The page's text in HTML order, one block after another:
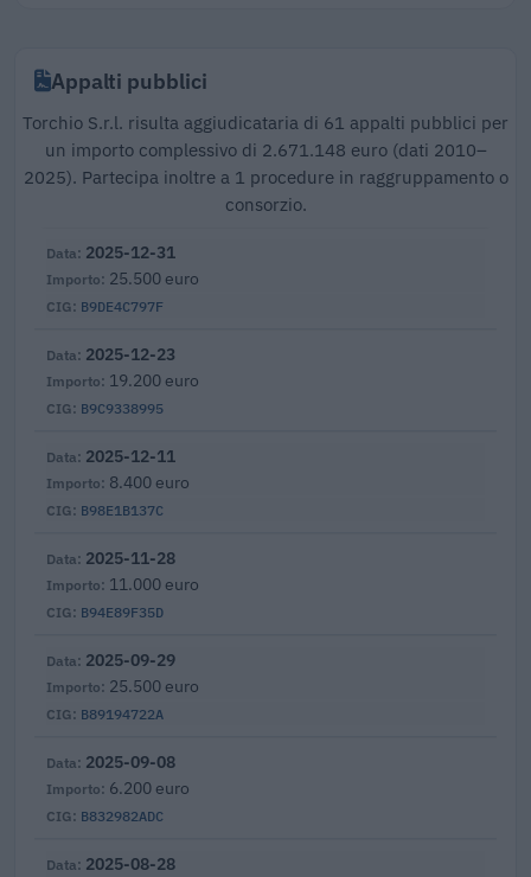
Appalti pubblici
Torchio S.r.l. risulta aggiudicataria di 61 appalti pubblici per
un importo complessivo di 2.671.148 euro (dati 2010–
2025). Partecipa inoltre a 1 procedure in raggruppamento o
consorzio.
B9DE4C797F
2025-12-31
25.500 euro
B9C9338995
2025-12-23
19.200 euro
B98E1B137C
2025-12-11
8.400 euro
B94E89F35D
2025-11-28
11.000 euro
B89194722A
2025-09-29
25.500 euro
B832982ADC
2025-09-08
6.200 euro
2025-08-28